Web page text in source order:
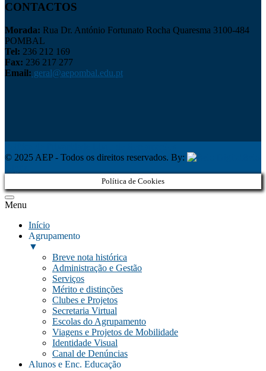
CONTACTOS
Morada: Rua Dr. António Fortunato Rocha Quaresma 3100-484
POMBAL
Tel: 236 212 169
Fax: 236 217 277
Email: geral@aepombal.edu.pt
© 2025 AEP - Todos os direitos reservados. By:
Política de Cookies
Menu
Início
Agrupamento
▼
Breve nota histórica
Administração e Gestão
Serviços
Mérito e distinções
Clubes e Projetos
Secretaria Virtual
Escolas do Agrupamento
Viagens e Projetos de Mobilidade
Identidade Visual
Canal de Denúncias
Alunos e Enc. Educação